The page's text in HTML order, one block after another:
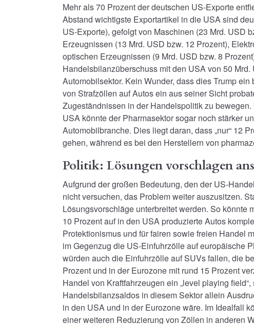
Mehr als 70 Prozent der deutschen US-Exporte
Abstand wichtigste Exportartikel in die USA sind
US-Exporte), gefolgt von Maschinen (23 Mrd. USD
Erzeugnissen (13 Mrd. USD bzw. 12 Prozent),
optischen Erzeugnissen (9 Mrd. USD bzw. 8
Handelsbilanzüberschuss mit den USA von 50
Automobilsektor. Kein Wunder, dass dies Trump
von Strafzöllen auf Autos ein aus seiner Sicht
Zugeständnissen in der Handelspolitik zu
USA könnte der Pharmasektor sogar noch stärker
Automobilbranche. Dies liegt daran, dass „nur“ 12
gehen, während es bei den Herstellern von
Politik: Lösungen vorschlagen
Aufgrund der großen Bedeutung, den der US-
nicht versuchen, das Problem weiter auszusitzen.
Lösungsvorschläge unterbreitet werden. So
10 Prozent auf in den USA produzierte Autos
Protektionismus und für fairen sowie freien Handel
im Gegenzug die US-Einfuhrzölle auf europäische
würden auch die Einfuhrzölle auf SUVs fallen, die
Prozent und in der Eurozone mit rund 15 Prozent
Handel von Kraftfahrzeugen ein „level playing
Handelsbilanzsaldos in diesem Sektor allein
in den USA und in der Eurozone wäre. Im Idealfall
einer weiteren Reduzierung von Zöllen in anderen